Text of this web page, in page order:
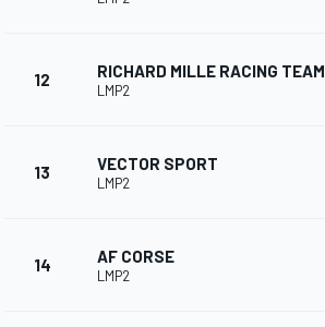
12 RICHARD MILLE RACING TEAM
LMP2
13 VECTOR SPORT
LMP2
14 AF CORSE
LMP2